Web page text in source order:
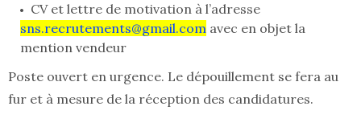
CV et lettre de motivation à l’adresse
sns.recrutements@gmail.com avec en objet la
mention vendeur
Poste ouvert en urgence. Le dépouillement se fera au
fur et à mesure de la réception des candidatures.